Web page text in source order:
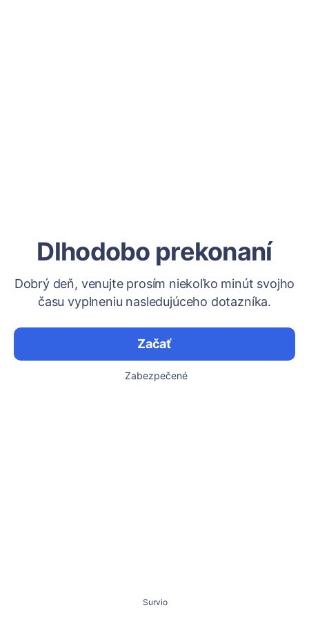
Dlhodobo prekonaní
Dobrý deň, venujte prosím niekoľko minút svojho
času vyplneniu nasledujúceho dotazníka.
Začať
Zabezpečené
Survio